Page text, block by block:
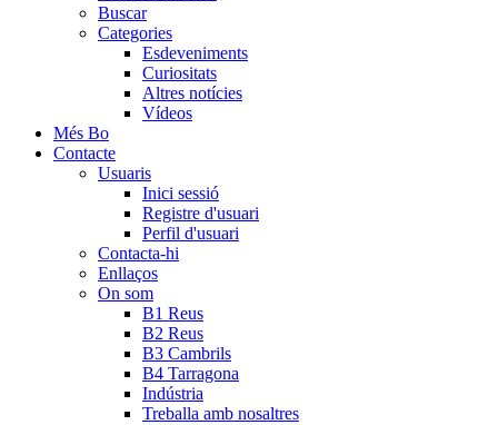
Buscar
Categories
Esdeveniments
Curiositats
Altres notícies
Vídeos
Més Bo
Contacte
Usuaris
Inici sessió
Registre d'usuari
Perfil d'usuari
Contacta-hi
Enllaços
On som
B1 Reus
B2 Reus
B3 Cambrils
B4 Tarragona
Indústria
Treballa amb nosaltres